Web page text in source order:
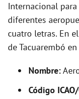
Internacional
diferentes
cuatro letras. En
de Tacuarembó
Nombre:
Código